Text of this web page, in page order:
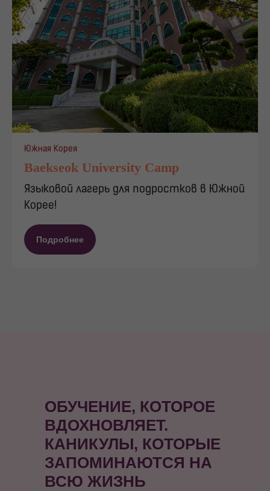
Южная Корея
Baekseok University Camp
Языковой лагерь для подростков в Южной
Корее!
Подробнее
ОБУЧЕНИЕ, КОТОРОЕ
ВДОХНОВЛЯЕТ.
КАНИКУЛЫ, КОТОРЫЕ
ЗАПОМИНАЮТСЯ НА
ВСЮ ЖИЗНЬ